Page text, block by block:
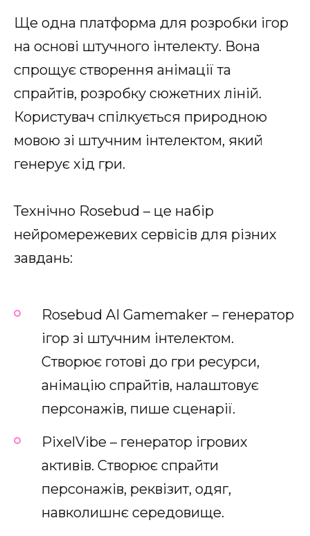
Ще одна платформа для розробки ігор
на основі штучного інтелекту. Вона
спрощує створення анімації та
спрайтів, розробку сюжетних ліній.
Користувач спілкується природною
мовою зі штучним інтелектом, який
генерує хід гри.
Технічно Rosebud – це набір
нейромережевих сервісів для різних
завдань:
Rosebud AI Gamemaker – генератор
ігор зі штучним інтелектом.
Створює готові до гри ресурси,
анімацію спрайтів, налаштовує
персонажів, пише сценарії.
PixelVibe – генератор ігрових
активів. Створює спрайти
персонажів, реквізит, одяг,
навколишнє середовище.